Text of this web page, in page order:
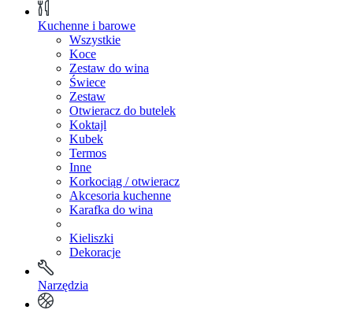
Kuchenne i barowe
Wszystkie
Koce
Zestaw do wina
Świece
Zestaw
Otwieracz do butelek
Koktajl
Kubek
Termos
Inne
Korkociąg / otwieracz
Akcesoria kuchenne
Karafka do wina
Kieliszki
Dekoracje
Narzędzia